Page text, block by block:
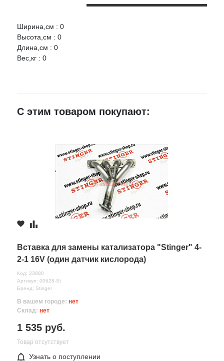
Ширина,см : 0
Высота,см : 0
Длина,см : 0
Вес,кг : 0
Оцените товар:
Ваше имя
Комментарий
С этим товаром покупают:
Вставка для замены катализатора "Stinger" 4-
2-1 16V (один датчик кислорода)
Код: 23880
Артикул: 00628-St
Бренд: Stinger
В вашем городе: нет
Склад: нет
1 535 руб.
Товар отсутствует
Узнать о поступлении